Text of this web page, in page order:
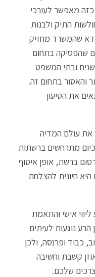
כזה מאפשר לעורכי
התיק ולבנות
שהמשרד מחזיק
שהפסיקה בתחום
ובתי המשפט
והאסור בתחום זה.
את הטיעון
את עולם המדיה
כיום מתרחשים ברשתות
ברשת, אופן איסוף
היא חיונית להצלחת
אישי והתאמת
נוגעות לעיתים
כבוד ופרנסה, ולכן
קשבת וחשיבה
שלכם.